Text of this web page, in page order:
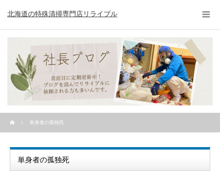
北海道の特殊清掃専門店リライブル
単身者の孤独死
単身者の孤独死